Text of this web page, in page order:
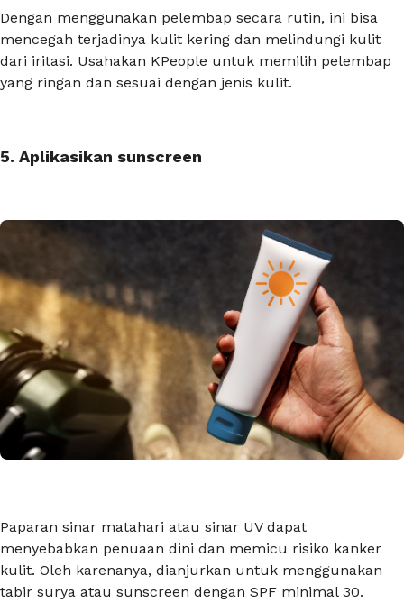
Dengan menggunakan pelembap secara rutin, ini bisa
mencegah terjadinya kulit kering dan melindungi kulit
dari iritasi. Usahakan KPeople untuk memilih pelembap
yang ringan dan sesuai dengan jenis kulit.
5. Aplikasikan sunscreen
Paparan sinar matahari atau sinar UV dapat
menyebabkan penuaan dini dan memicu risiko kanker
kulit. Oleh karenanya, dianjurkan untuk menggunakan
tabir surya atau sunscreen dengan SPF minimal 30.